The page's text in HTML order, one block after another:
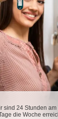
sind 24 Stunden am
die Woche